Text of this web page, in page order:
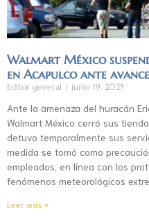
Walmart México
en Acapulco ante
Editor general junio 19, 2025
Ante la amenaza del huracán
Walmart México cerró sus
detuvo temporalmente sus
medida se tomó como
empleados, en línea con los
fenómenos meteorológicos
Leer más »